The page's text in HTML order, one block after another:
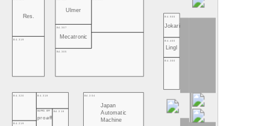
B4.219
B4.304
Japan
Automatic
Machine
B4.PRO. EFF
pro.eff
B4.316
B4.320
B4.318
B4.300
B4.319
B4.305
B4.400
Lingl
B4.307
Mecatronic
B4.500
Jokari
Res.
Ulmer